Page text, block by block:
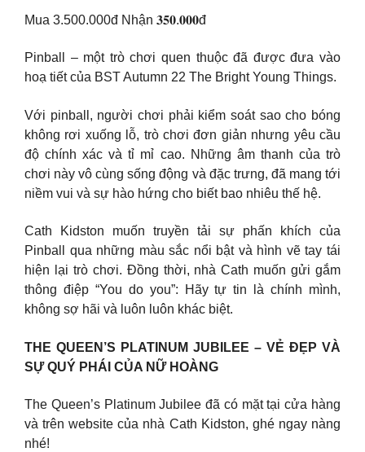
Mua 3.500.000đ Nhận 𝟑𝟓𝟎.𝟎𝟎𝟎đ
Pinball – một trò chơi quen thuộc đã được đưa vào
hoạ tiết của BST Autumn 22 The Bright Young Things.
Với pinball, người chơi phải kiểm soát sao cho bóng
không rơi xuống lỗ, trò chơi đơn giản nhưng yêu cầu
độ chính xác và tỉ mỉ cao. Những âm thanh của trò
chơi này vô cùng sống động và đặc trưng, đã mang tới
niềm vui và sự hào hứng cho biết bao nhiêu thế hệ.
Cath Kidston muốn truyền tải sự phấn khích của
Pinball qua những màu sắc nổi bật và hình vẽ tay tái
hiện lại trò chơi. Đồng thời, nhà Cath muốn gửi gắm
thông điệp “You do you”: Hãy tự tin là chính mình,
không sợ hãi và luôn luôn khác biệt.
THE QUEEN’S PLATINUM JUBILEE – VẺ ĐẸP VÀ
SỰ QUÝ PHÁI CỦA NỮ HOÀNG
The Queen’s Platinum Jubilee đã có mặt tại cửa hàng
và trên website của nhà Cath Kidston, ghé ngay nàng
nhé!